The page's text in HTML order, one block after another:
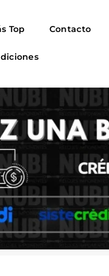
Top Contacto